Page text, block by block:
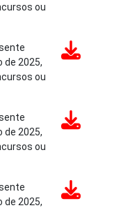
ou
2025,
ou
2025,
ou
2025,